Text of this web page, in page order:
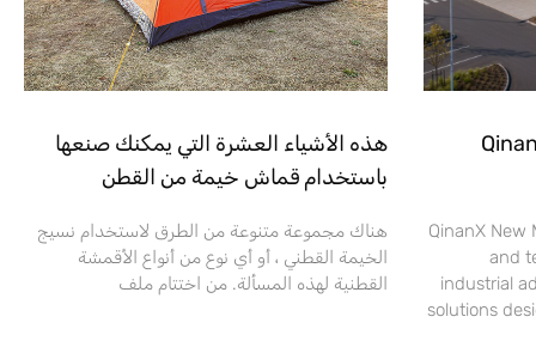
QinanX New
and
industrial
solutions
هذه الأشياء العشرة التي يمكنك صنعها
باستخدام قماش خيمة من القطن
هناك مجموعة متنوعة من الطرق لاستخدام نسيج
الخيمة القطني ، أو أي نوع من أنواع الأقمشة
القطنية لهذه المسألة. من اختتام ملف